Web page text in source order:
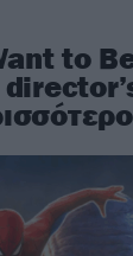
to